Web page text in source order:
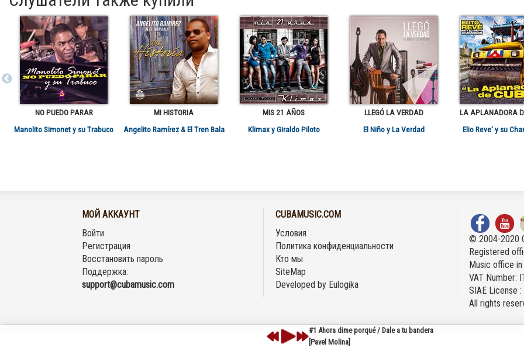
NO PUEDO PARAR
Manolito Simonet y su Trabuco
MI HISTORIA
Angelito Ramírez & El Tren Bala
MIS 21 AÑOS
Klimax y Giraldo Piloto
LLEGÓ LA VERDAD
El Niño y La Verdad
LA APLANADORA
Elio Reve' y su
МОЙ АККАУНТ
Войти
Регистрация
Восстановить пароль
Поддержка:
support@cubamusic.com
CUBAMUSIC.COM
Условия
Политика конфиденциальности
Кто мы
SiteMap
Developed by Eulogika
© 2004-2020
Registered
Music office in
VAT Number:
SIAE License
All rights
#1 Ahora dime porqué / Dale a tu bandera
[Pavel Molina]